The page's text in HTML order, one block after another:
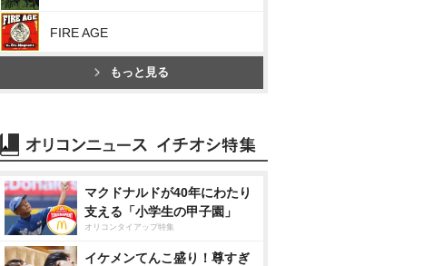
FIRE AGE
もっと見る
マクドナルドが40年にわたり
支える「小学生の甲子園」
オリコンタイアップ特集
イケメンてんこ盛り！尊すぎ